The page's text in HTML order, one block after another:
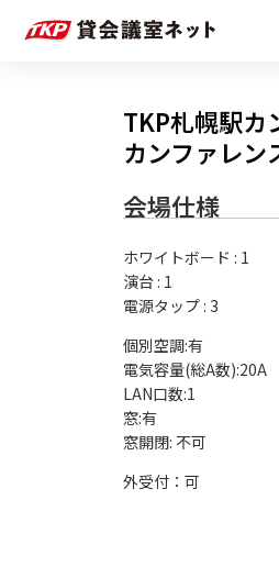
TKP札幌駅カ
カンファレン
会場仕様
ホワイトボード : 1
演台 : 1
電源タップ : 3
個別空調:有
電気容量(総A数):20A
LAN口数:1
窓:有
外受付：可